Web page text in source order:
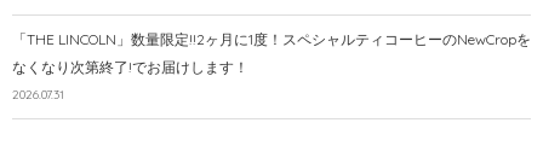
「THE LINCOLN」数量限定!!2ヶ月に1度！スペシャルティコーヒーのNewCropを
なくなり次第終了!でお届けします！
2026.07.31